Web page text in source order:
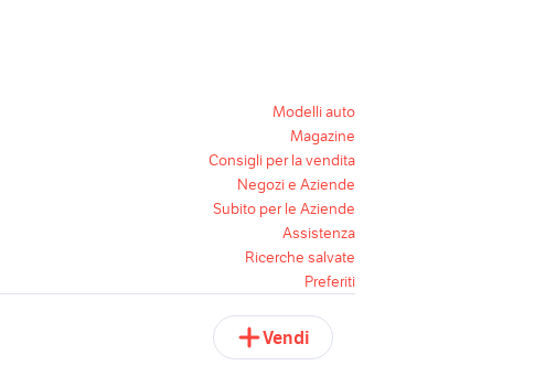
Modelli auto
Magazine
Consigli per la vendita
Negozi e Aziende
Subito per le Aziende
Assistenza
Ricerche salvate
Preferiti
Vendi